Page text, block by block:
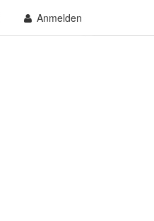
Anmelden